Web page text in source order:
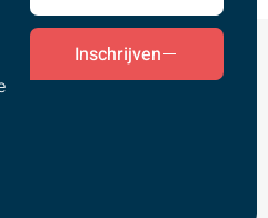
Inschrijven